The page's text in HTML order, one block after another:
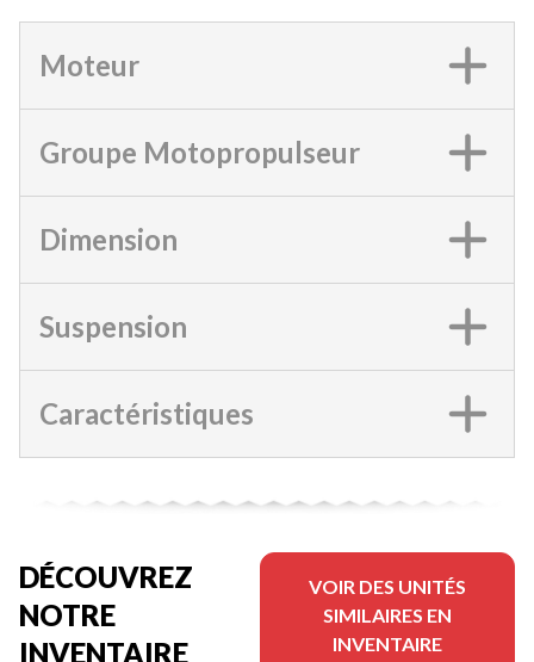
Moteur
Groupe Motopropulseur
Dimension
Suspension
Caractéristiques
DÉCOUVREZ
NOTRE
INVENTAIRE
VOIR DES UNITÉS
SIMILAIRES EN
INVENTAIRE